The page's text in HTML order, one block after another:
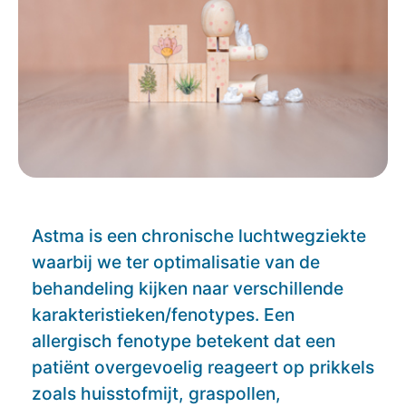
Astma is een chronische luchtwegziekte
waarbij we ter optimalisatie van de
behandeling kijken naar verschillende
karakteristieken/fenotypes. Een
allergisch fenotype betekent dat een
patiënt overgevoelig reageert op prikkels
zoals huisstofmijt, graspollen,